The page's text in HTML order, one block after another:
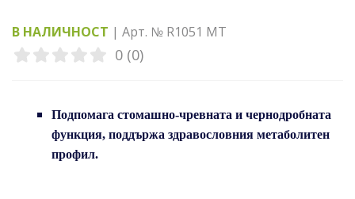
В НАЛИЧНОСТ | Арт. № R1051 MT
0 (0)
Подпомага стомашно-чревната и чернодробната
функция, поддържа здравословния метаболитен
профил.